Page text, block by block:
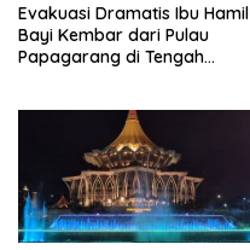
Evakuasi Dramatis Ibu Hamil
Bayi Kembar dari Pulau
Papagarang di Tengah